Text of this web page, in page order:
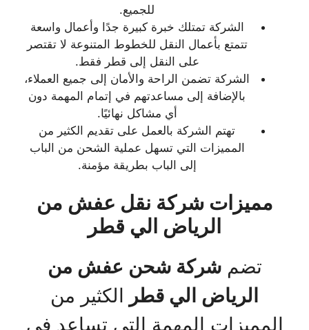
للجميع.
الشركة تمتلك خبرة كبيرة جدًا وأعمال واسعة
تتمتع بأعمال النقل للخطوط المتنوعة لا تقتصر
على النقل إلى قطر فقط.
الشركة تضمن الراحة والأمان إلى جميع العملاء،
بالإضافة إلى مساعدتهم في إتمام المهمة دون
أي مشاكل نهائيًا.
تهتم الشركة بالعمل على تقديم الكثير من
المميزات التي تسهل عملية الشحن من الباب
إلى الباب بطريقة مؤمنة.
مميزات شركة نقل عفش من
الرياض الي قطر
تضمشركة شحن عفش من
الرياض الي قطر الكثير من
المميزات المهمة التي تساعد في